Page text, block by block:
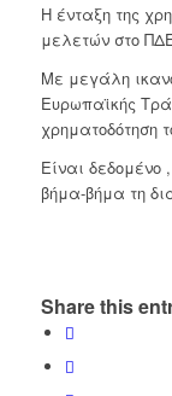
Η ένταξη της
μελετών στο
Με μεγάλη
Ευρωπαϊκής
χρηματοδότηση
Είναι
βήμα-βήμα τη
Share this